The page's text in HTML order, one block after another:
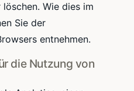
Wie dies im
Sie der
entnehmen.
die Nutzung von